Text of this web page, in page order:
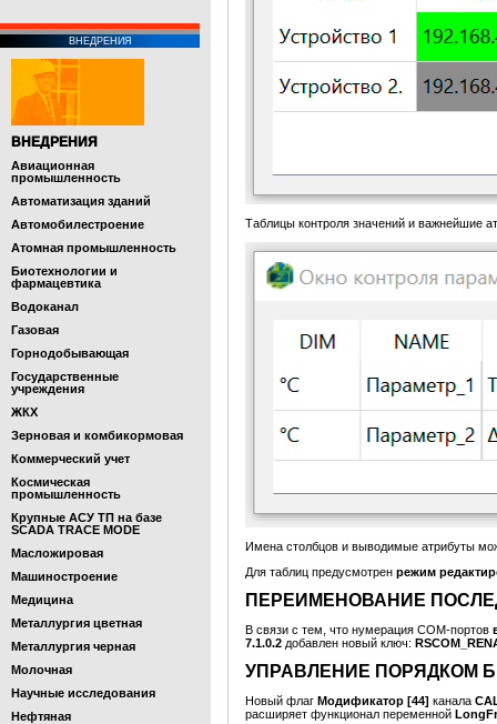
ВНЕДРЕНИЯ
ВНЕДРЕНИЯ
Авиационная
промышленность
Автоматизация зданий
Автомобилестроение
Атомная промышленность
Биотехнологии и
фармацевтика
Водоканал
Газовая
Горнодобывающая
Государственные
учреждения
ЖКХ
Зерновая и комбикормовая
Коммерческий учет
Космическая
промышленность
Крупные АСУ ТП на базе
SCADA TRACE MODE
Масложировая
Машиностроение
Медицина
Металлургия цветная
Металлургия черная
Молочная
Научные исследования
Нефтяная
Таблицы контроля значений и важнейшие
Имена столбцов и выводимые атрибуты
Для таблиц предусмотрен режим
ПЕРЕИМЕНОВАНИЕ
В связи с тем, что нумерация COM-портов
7.1.0.2 добавлен новый ключ:
УПРАВЛЕНИЕ ПОРЯДКОМ
Новый флаг Модификатор [44] канала
расширяет функционал переменной